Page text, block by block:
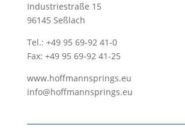
Industriestraße 15
96145 Seßlach
Tel.: +49 95 69-92 41-0
Fax: +49 95 69-92 41-25
www.hoffmannsprings.eu
info@hoffmannsprings.eu